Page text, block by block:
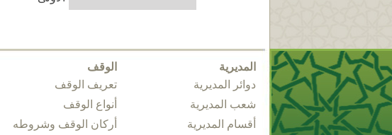
المديرية
دوائر المديرية
شعب المديرية
أقسام المديرية
الوقف
تعريف الوقف
أنواع الوقف
أركان الوقف وشروطه